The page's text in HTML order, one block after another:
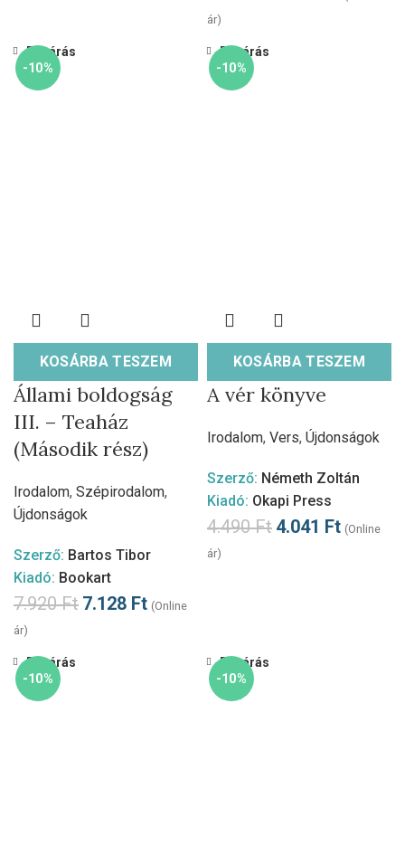
ár)
-10%
KOSÁRBA TESZEM
Bezárás
Állami boldogság
III. – Teaház
(Második rész)
Irodalom, Szépirodalom,
Újdonságok
Szerző: Bartos Tibor
Kiadó: Bookart
7.920Ft 7.128 Ft (Online
ár)
-10%
KOSÁRBA TESZEM
Bezárás
A vér könyve
Irodalom, Vers, Újdonságok
Szerző: Németh Zoltán
Kiadó: Okapi Press
4.490Ft 4.041 Ft (Online
ár)
-10%
Bezárás
-10%
Bezárás